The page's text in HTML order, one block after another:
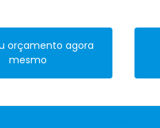
orçamento agora
mesmo